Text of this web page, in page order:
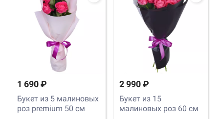
1 690 ₽
Букет из 5 малиновых
роз premium 50 см
2 990 ₽
Букет из 15
малиновых роз 60 см